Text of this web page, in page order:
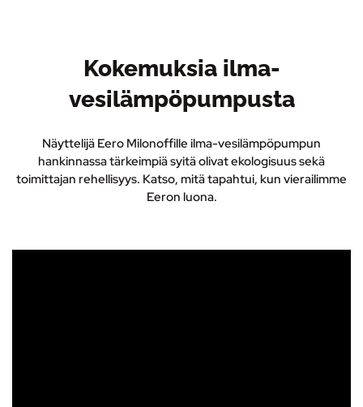
Kokemuksia ilma-
vesilämpöpumpusta
Näyttelijä Eero Milonoffille ilma-vesilämpöpumpun
hankinnassa tärkeimpiä syitä olivat ekologisuus sekä
toimittajan rehellisyys. Katso, mitä tapahtui, kun vierailimme
Eeron luona.